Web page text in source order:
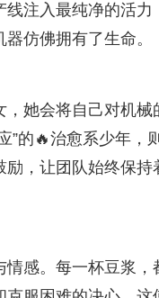
注入最纯净的活力
仿佛拥有了生命。
她会将自己对机械
”的🔥治愈系少年，
，让团队始终保持
感。每一杯豆浆，